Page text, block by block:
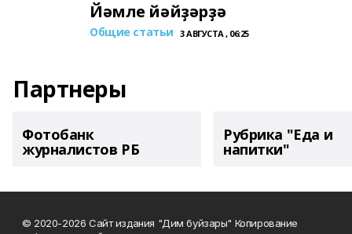
Йәмле йәйҙәрҙә
Общие статьи 3 АВГУСТА , 06:25
Партнеры
Фотобанк
журналистов РБ
Рубрика "Еда и
напитки"
© 2020-2026 Сайт издания "Дим буйзары" Копирование